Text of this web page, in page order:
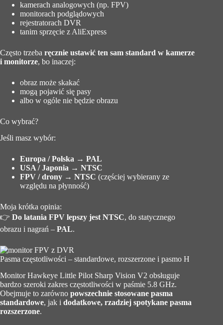
kamerach analogowych (np. FPV)
monitorach podglądowych
rejestratorach DVR
tanim sprzęcie z AliExpress
Często trzeba ręcznie ustawić ten sam standard w kamerze
i monitorze, bo inaczej:
obraz może skakać
mogą pojawić się pasy
albo w ogóle nie będzie obrazu
Co wybrać?
Jeśli masz wybór:
Europa / Polska → PAL
USA / Japonia → NTSC
FPV / drony → NTSC (częściej wybierany ze
względu na płynność)
Moja krótka opinia:
👉 Do latania FPV lepszy jest NTSC, do statycznego
obrazu i nagrań – PAL.
Pasma częstotliwości – standardowe, rozszerzone i pasmo H
Monitor Hawkeye Little Pilot Sharp Vision V2 obsługuje
bardzo szeroki zakres częstotliwości w paśmie 5.8 GHz.
Obejmuje to zarówno powszechnie stosowane pasma
standardowe, jak i dodatkowe, rzadziej spotykane pasma
rozszerzone.